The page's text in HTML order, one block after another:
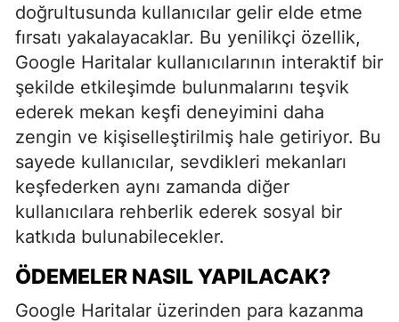
doğrultusunda kullanıcılar gelir elde etme
fırsatı yakalayacaklar. Bu yenilikçi özellik,
Google Haritalar kullanıcılarının interaktif bir
şekilde etkileşimde bulunmalarını teşvik
ederek mekan keşfi deneyimini daha
zengin ve kişiselleştirilmiş hale getiriyor. Bu
sayede kullanıcılar, sevdikleri mekanları
keşfederken aynı zamanda diğer
kullanıcılara rehberlik ederek sosyal bir
katkıda bulunabilecekler.
ÖDEMELER NASIL YAPILACAK?
Google Haritalar üzerinden para kazanma